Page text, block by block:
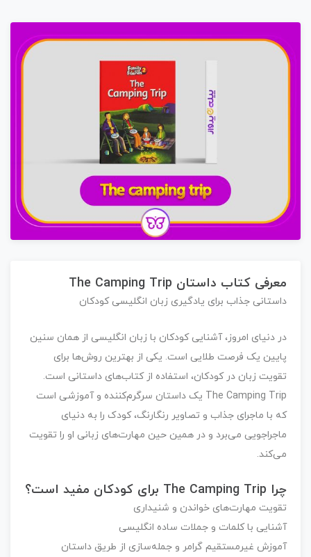
معرفی کتاب داستانThe Camping Trip
داستانی جذاب برای یادگیری زبان انگلیسی کودکان
در دنیای امروز، آشنایی کودکان با زبان انگلیسی از همان سنین
پایین یک فرصت طلایی است. یکی از بهترین روش‌ها برای
تقویت زبان در کودکان، استفاده از کتاب‌های داستانی است.
The Camping Tripیک داستان سرگرم‌کننده و آموزشی است
که با ماجرای جذاب و تصاویر رنگارنگ، کودک را به دنیای
ماجراجویی می‌برد و در همین حین مهارت‌های زبانی او را تقویت
می‌کند.
تقویت مهارت‌های خواندن و شنیداری
آشنایی با کلمات و جملات ساده انگلیسی
آموزش غیرمستقیم گرامر و جمله‌سازی از طریق داستان